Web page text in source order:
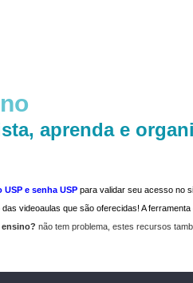
aprenda e
e senha USP para validar seu acesso no
videoaulas que são oferecidas! A
não tem problema, estes recursos